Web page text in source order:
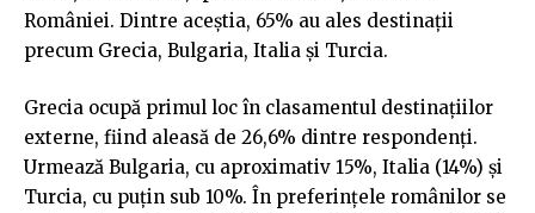
României. Dintre aceștia, 65% au ales destinații
precum Grecia, Bulgaria, Italia și Turcia.
Grecia ocupă primul loc în clasamentul destinațiilor
externe, fiind aleasă de 26,6% dintre respondenți.
Urmează Bulgaria, cu aproximativ 15%, Italia (14%) și
Turcia, cu puțin sub 10%. În preferințele românilor se